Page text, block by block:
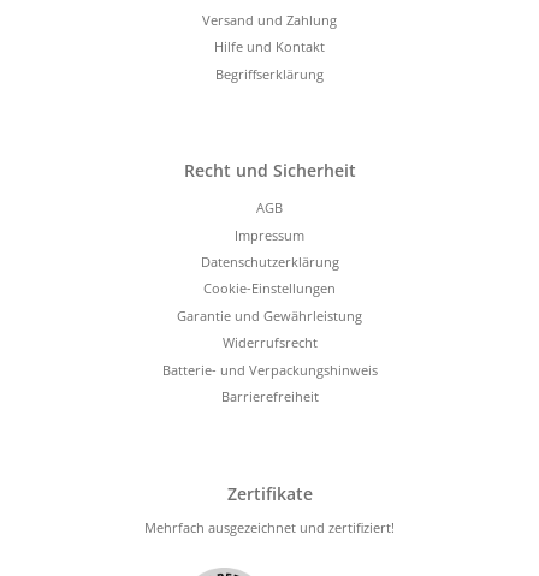
Versand und Zahlung
Hilfe und Kontakt
Begriffserklärung
Recht und Sicherheit
AGB
Impressum
Datenschutzerklärung
Cookie-Einstellungen
Garantie und Gewährleistung
Widerrufsrecht
Batterie- und Verpackungshinweis
Barrierefreiheit
Zertifikate
Mehrfach ausgezeichnet und zertifiziert!